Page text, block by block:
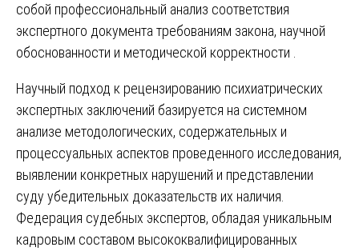
собой профессиональный анализ соответствия
экспертного документа требованиям закона, научной
обоснованности и методической корректности .
Научный подход к рецензированию психиатрических
экспертных заключений базируется на системном
анализе методологических, содержательных и
процессуальных аспектов проведенного исследования,
выявлении конкретных нарушений и представлении
суду убедительных доказательств их наличия.
Федерация судебных экспертов, обладая уникальным
кадровым составом высококвалифицированных